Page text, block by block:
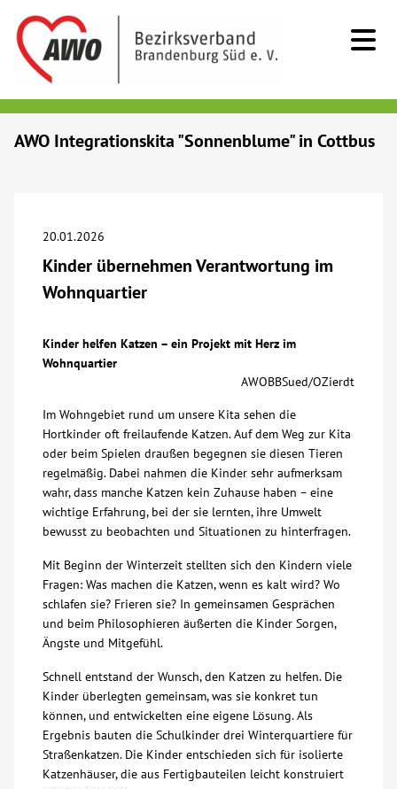
Beratung & Hilfe
Über uns
Veranstaltungen
Spenden
Mitmachen
Karriere
Ausbildung
Glossar
Suche
AWO Integrationskita "Sonnenblume" in Cottbus
20.01.2026
Kinder übernehmen Verantwortung im
Wohnquartier
Kinder helfen Katzen – ein Projekt mit Herz im
Wohnquartier
AWOBBSued/OZierdt
Im Wohngebiet rund um unsere Kita sehen die
Hortkinder oft freilaufende Katzen. Auf dem Weg zur Kita
oder beim Spielen draußen begegnen sie diesen Tieren
regelmäßig. Dabei nahmen die Kinder sehr aufmerksam
wahr, dass manche Katzen kein Zuhause haben – eine
wichtige Erfahrung, bei der sie lernten, ihre Umwelt
bewusst zu beobachten und Situationen zu hinterfragen.
Mit Beginn der Winterzeit stellten sich den Kindern viele
Fragen: Was machen die Katzen, wenn es kalt wird? Wo
schlafen sie? Frieren sie? In gemeinsamen Gesprächen
und beim Philosophieren äußerten die Kinder Sorgen,
Ängste und Mitgefühl.
Schnell entstand der Wunsch, den Katzen zu helfen. Die
Kinder überlegten gemeinsam, was sie konkret tun
können, und entwickelten eine eigene Lösung. Als
Ergebnis bauten die Schulkinder drei Winterquartiere für
Straßenkatzen. Die Kinder entschieden sich für isolierte
Katzenhäuser, die aus Fertigbauteilen leicht konstruiert